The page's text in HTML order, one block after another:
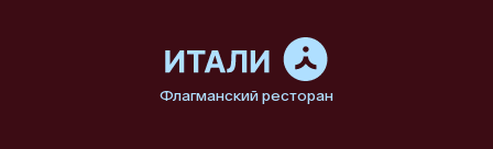
Флагманский ресторан